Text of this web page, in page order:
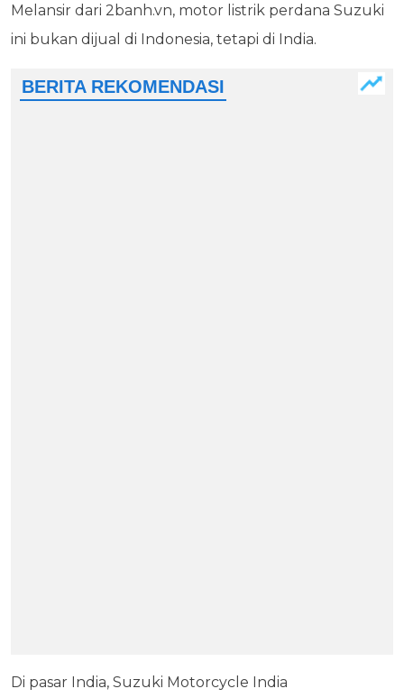
Melansir dari 2banh.vn, motor listrik perdana Suzuki
ini bukan dijual di Indonesia, tetapi di India.
Di pasar India, Suzuki Motorcycle India